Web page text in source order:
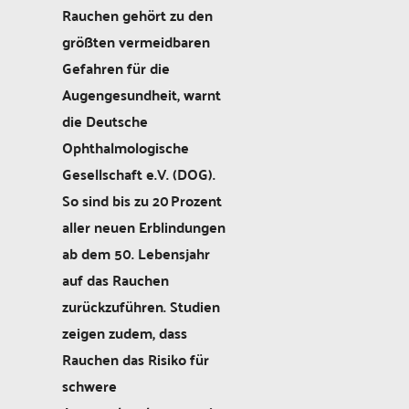
Rauchen gehört zu den
größten vermeidbaren
Gefahren für die
Augengesundheit, warnt
die Deutsche
Ophthalmologische
Gesellschaft e.V. (DOG).
So sind bis zu 20 Prozent
aller neuen Erblindungen
ab dem 50. Lebensjahr
auf das Rauchen
zurückzuführen. Studien
zeigen zudem, dass
Rauchen das Risiko für
schwere